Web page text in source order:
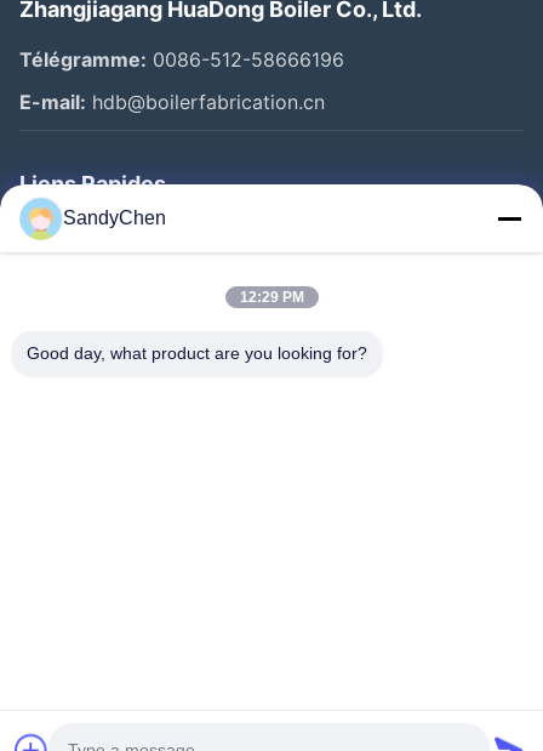
Zhangjiagang HuaDong Boiler Co., Ltd.
Télégramme: 0086-512-58666196
E-mail: hdb@boilerfabrication.cn
Liens Rapides
Maison
Au Sujet De Nous
©2017- Zhangjiagang HuaDong Boiler Co., Ltd.. Tout le monde. Les droits
SandyChen
12:29 PM
Good day, what product are you looking for?